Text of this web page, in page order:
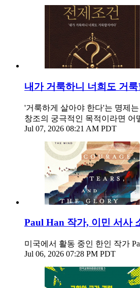
내가 거룩하니 너희도 거
'거룩하게 살아야 한다'는 명제
창조의 궁극적인 목적이라면 어
Jul 07, 2026 08:21 AM PDT
Paul Han 작가, 이민 서사
미국에서 활동 중인 한인 작가
Jul 06, 2026 07:28 PM PDT